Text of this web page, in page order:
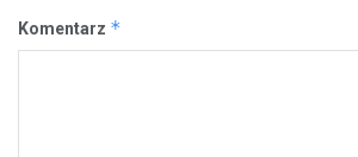
Komentarz *